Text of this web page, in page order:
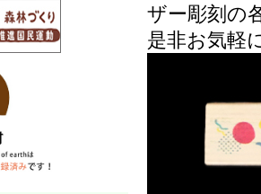
ザー彫刻の
是非お気軽